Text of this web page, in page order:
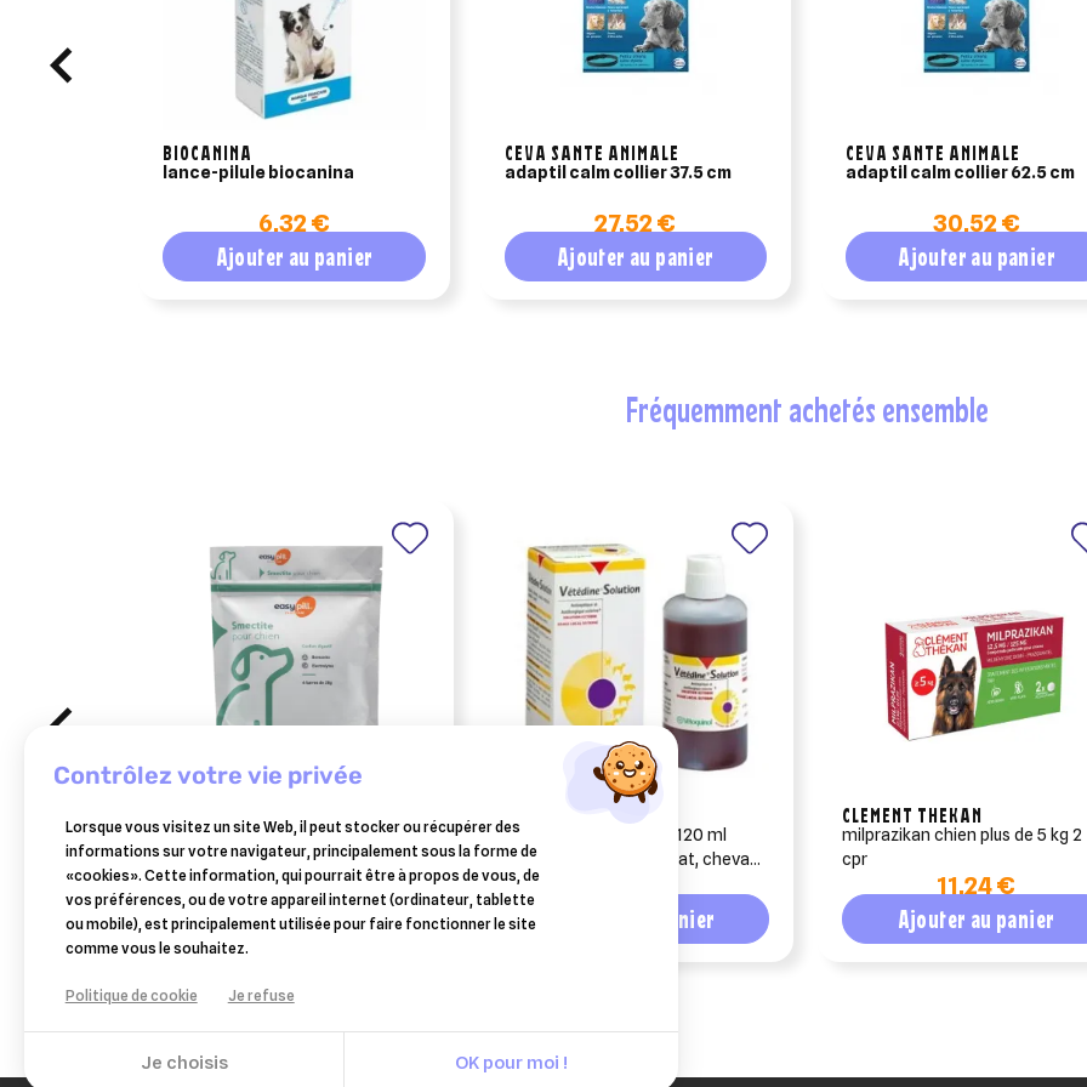
BIOCANINA
lance-pilule biocanina
6,32 €
Ajouter au panier
CEVA SANTE ANIMALE
adaptil calm collier 37.5 cm
27,52 €
Ajouter au panier
CEVA SANTE ANIMALE
adaptil calm collier 62.5 cm
30,52 €
Ajouter au panier
fréquemment achetés ensemble
OSALIA
easypill smectite pour chien bt 6/
28g
16,33 €
Ajouter au panier
VÉTOQUINOL
vetedine solution 10% 120 ml
(antiseptique chien, chat, cheval,
bovin, ovin, porcin)
Ajouter au panier
CLEMENT THEKAN
milprazikan chien plus de 5 kg 2
cpr
11,24 €
Ajouter au panier
contrôlez votre vie privée
Lorsque vous visitez un site Web, il peut stocker ou récupérer des
informations sur votre navigateur, principalement sous la forme de
«cookies». Cette information, qui pourrait être à propos de vous, de
vos préférences, ou de votre appareil internet (ordinateur, tablette
ou mobile), est principalement utilisée pour faire fonctionner le site
comme vous le souhaitez.
Politique de cookie Je refuse
Je choisis OK pour moi !